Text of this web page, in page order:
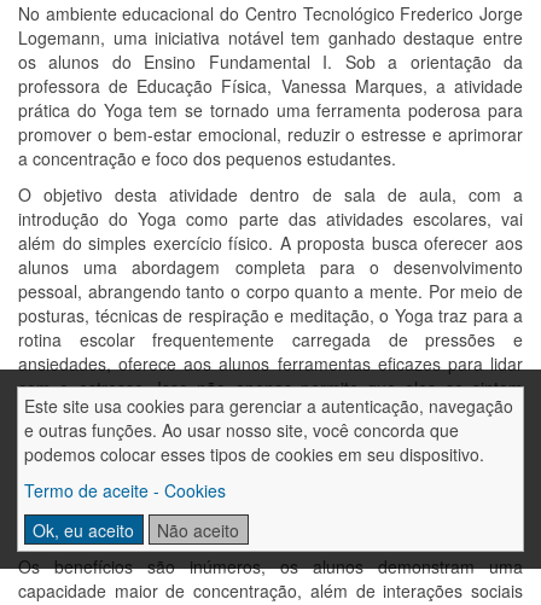
Este site usa cookies para gerenciar a autenticação, navegação
e outras funções. Ao usar nosso site, você concorda que
podemos colocar esses tipos de cookies em seu dispositivo.
Termo de aceite - Cookies
Ok, eu aceito
Não aceito
No ambiente educacional do Centro Tecnológico Frederico Jorge
Logemann, uma iniciativa notável tem ganhado destaque entre
os alunos do Ensino Fundamental I. Sob a orientação da
professora de Educação Física, Vanessa Marques, a atividade
prática do Yoga tem se tornado uma ferramenta poderosa para
promover o bem-estar emocional, reduzir o estresse e aprimorar
a concentração e foco dos pequenos estudantes.
O objetivo desta atividade dentro de sala de aula, com a
introdução do Yoga como parte das atividades escolares, vai
além do simples exercício físico. A proposta busca oferecer aos
alunos uma abordagem completa para o desenvolvimento
pessoal, abrangendo tanto o corpo quanto a mente. Por meio de
posturas, técnicas de respiração e meditação, o Yoga traz para a
rotina escolar frequentemente carregada de pressões e
ansiedades, oferece aos alunos ferramentas eficazes para lidar
com o estresse. Isso não apenas permite que eles se sintam
mais calmos e centrados, mas também os capacita a enfrentar os
desafios diários com uma perspectiva mais equilibrada.
Os benefícios são inúmeros, os alunos demonstram uma
capacidade maior de concentração, além de interações sociais